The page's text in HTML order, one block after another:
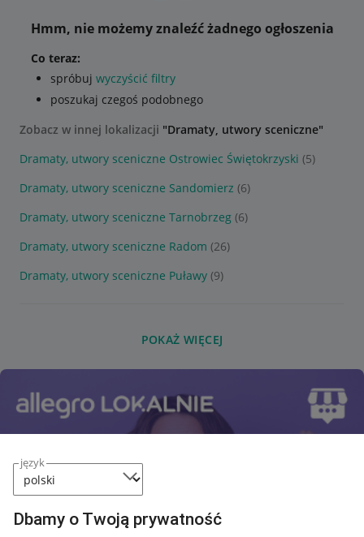
język
Dbamy o Twoją prywatność
Hmm, nie możemy znaleźć żadnego ogłoszenia
Co teraz:
spróbuj wyczyścić filtry
poszukaj czegoś podobnego
Zobacz w innej lokalizacji "Dramaty, utwory sceniczne"
Dramaty, utwory sceniczne Ostrowiec Świętokrzyski (5)
Dramaty, utwory sceniczne Sandomierz (6)
Dramaty, utwory sceniczne Tarnobrzeg (6)
Dramaty, utwory sceniczne Radom (26)
Dramaty, utwory sceniczne Puławy (9)
POKAŻ WIĘCEJ